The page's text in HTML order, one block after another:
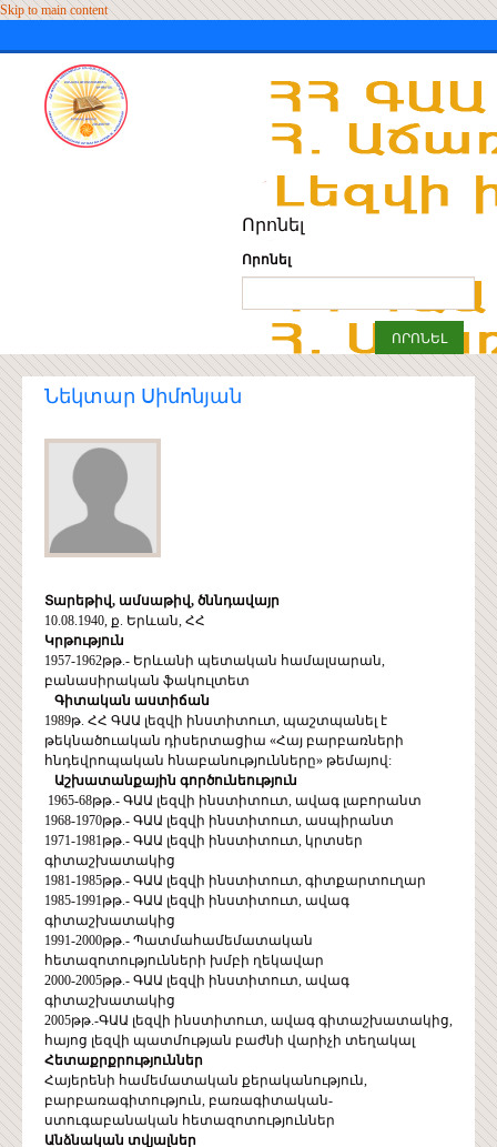
Skip to main content
Որոնել
Որոնել
Նեկտար Սիմոնյան
Տարեթիվ, ամսաթիվ, ծննդավայր
10.08.1940, ք. Երևան, ՀՀ
Կրթություն
1957-1962թթ.- Երևանի պետական համալսարան,
բանասիրական ֆակուլտետ
Գիտական աստիճան
1989թ. ՀՀ ԳԱԱ լեզվի ինստիտուտ, պաշտպանել է
թեկնածուական դիսերտացիա «Հայ բարբառների
հնդեվրոպական հնաբանությունները» թեմայով:
Աշխատանքային գործունեություն
1965-68թթ.- ԳԱԱ լեզվի ինստիտուտ, ավագ լաբորանտ
1968-1970թթ.- ԳԱԱ լեզվի ինստիտուտ, ասպիրանտ
1971-1981թթ.- ԳԱԱ լեզվի ինստիտուտ, կրտսեր
գիտաշխատակից
1981-1985թթ.- ԳԱԱ լեզվի ինստիտուտ, գիտքարտուղար
1985-1991թթ.- ԳԱԱ լեզվի ինստիտուտ, ավագ
գիտաշխատակից
1991-2000թթ.- Պատմահամեմատական
հետազոտությունների խմբի ղեկավար
2000-2005թթ.- ԳԱԱ լեզվի ինստիտուտ, ավագ
գիտաշխատակից
2005թթ.-ԳԱԱ լեզվի ինստիտուտ, ավագ գիտաշխատակից,
հայոց լեզվի պատմության բաժնի վարիչի տեղակալ
Հետաքրքրություններ
Հայերենի համեմատական քերականություն,
բարբառագիտություն, բառագիտական-
ստուգաբանական հետազոտություններ
Անձնական տվյալներ